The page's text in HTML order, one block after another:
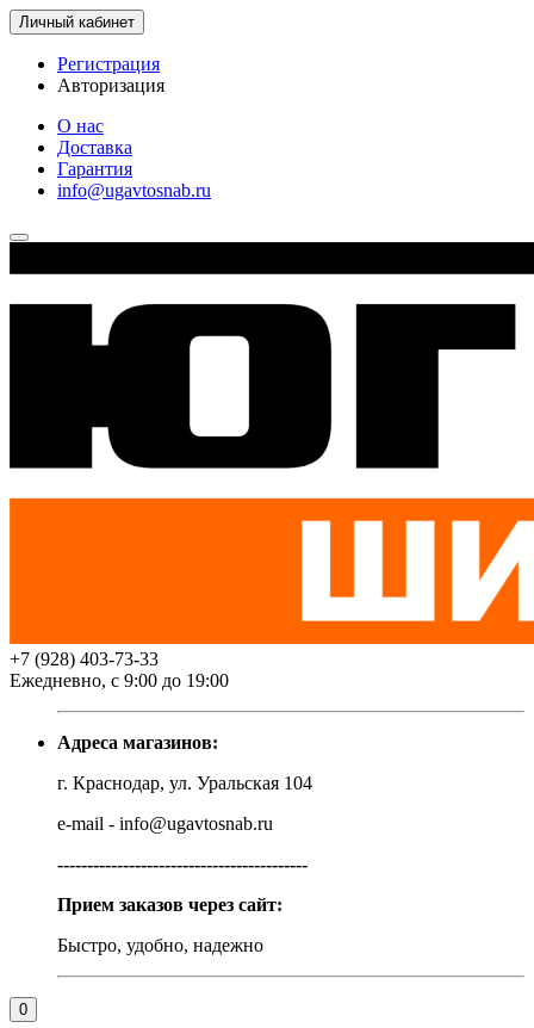
Личный кабинет
Регистрация
Авторизация
О нас
Доставка
Гарантия
info@ugavtosnab.ru
+7 (928) 403-73-33
Ежедневно, с 9:00 до 19:00
Адреса магазинов:
г. Краснодар, ул. Уральская 104
e-mail - info@ugavtosnab.ru
------------------------------------------
Прием заказов через сайт:
Быстро, удобно, надежно
0